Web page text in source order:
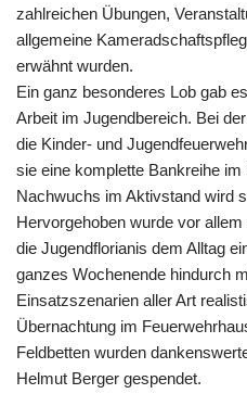
zahlreichen Übungen,
allgemeine
erwähnt wurden.
Ein ganz besonderes Lob gab
Arbeit im Jugendbereich. Bei
die Kinder- und
sie eine komplette Bankreihe
Nachwuchs im Aktivstand wird
Hervorgehoben wurde vor
die Jugendflorianis dem Alltag
ganzes Wochenende hindurch
Einsatzszenarien aller Art
Übernachtung im
Feldbetten wurden
Helmut Berger gespendet.